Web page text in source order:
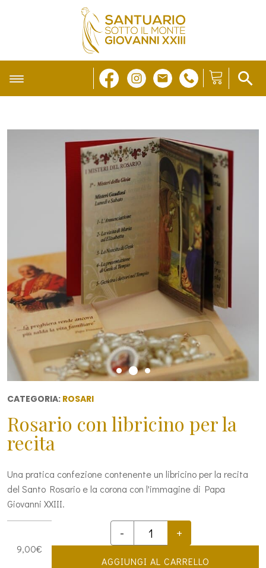
CATEGORIA: ROSARI
Rosario con libricino per la
recita
Una pratica confezione contenente un libricino per la recita
del Santo Rosario e la corona con l'immagine di Papa
Giovanni XXIII.
9,00€
-
libricino
+
AGGIUNGI AL CARRELLO